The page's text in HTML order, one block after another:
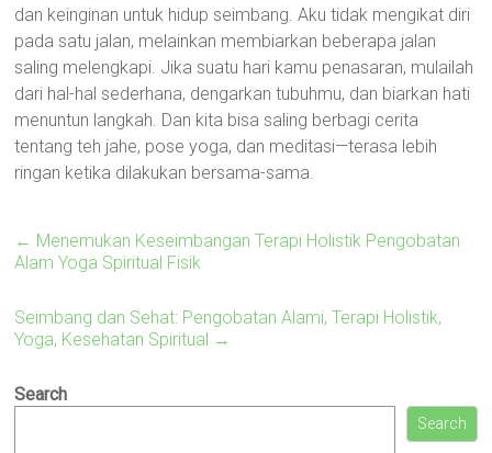
dan keinginan untuk hidup seimbang. Aku tidak mengikat diri
pada satu jalan, melainkan membiarkan beberapa jalan
saling melengkapi. Jika suatu hari kamu penasaran, mulailah
dari hal-hal sederhana, dengarkan tubuhmu, dan biarkan hati
menuntun langkah. Dan kita bisa saling berbagi cerita
tentang teh jahe, pose yoga, dan meditasi—terasa lebih
ringan ketika dilakukan bersama-sama.
← Menemukan Keseimbangan Terapi Holistik Pengobatan
Alam Yoga Spiritual Fisik
Seimbang dan Sehat: Pengobatan Alami, Terapi Holistik,
Yoga, Kesehatan Spiritual →
Search
Search